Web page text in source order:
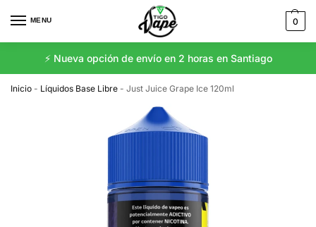
MENU 0
⚡️ Nueva opción de envío en 2 horas en Santiago
Inicio - Líquidos Base Libre - Just Juice Grape Ice 120ml